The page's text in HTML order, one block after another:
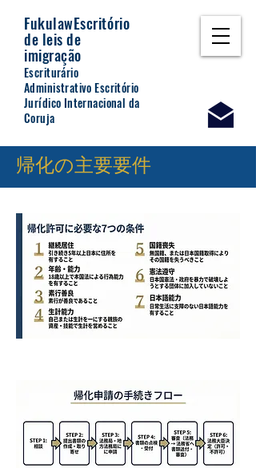
FukulawEscritório
de leis de
imigração
Escriturário
Administrativo Escritório
Jurídico Internacional da
Coruja
​帰化の主要要件